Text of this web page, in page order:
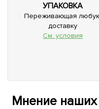
УПАКОВКА
Переживающая
доставку
См. условия
Мнение наших